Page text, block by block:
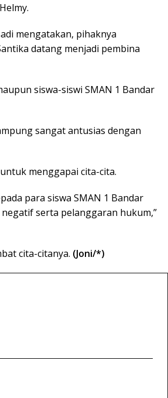
mengatakan, pihaknya
datang menjadi pembina
siswa-siswi SMAN 1 Bandar
sangat antusias dengan
menggapai cita-cita.
para siswa SMAN 1 Bandar
serta pelanggaran hukum,”
cita-citanya. (Joni/*)